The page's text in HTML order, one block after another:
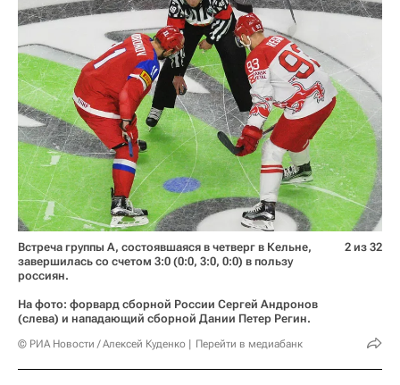
Встреча группы A, состоявшаяся в четверг в Кельне,
завершилась со счетом 3:0 (0:0, 3:0, 0:0) в пользу
россиян.
На фото: форвард сборной России Сергей Андронов
(слева) и нападающий сборной Дании Петер Регин.
© РИА Новости / Алексей Куденко Перейти в медиабанк
2 из 32